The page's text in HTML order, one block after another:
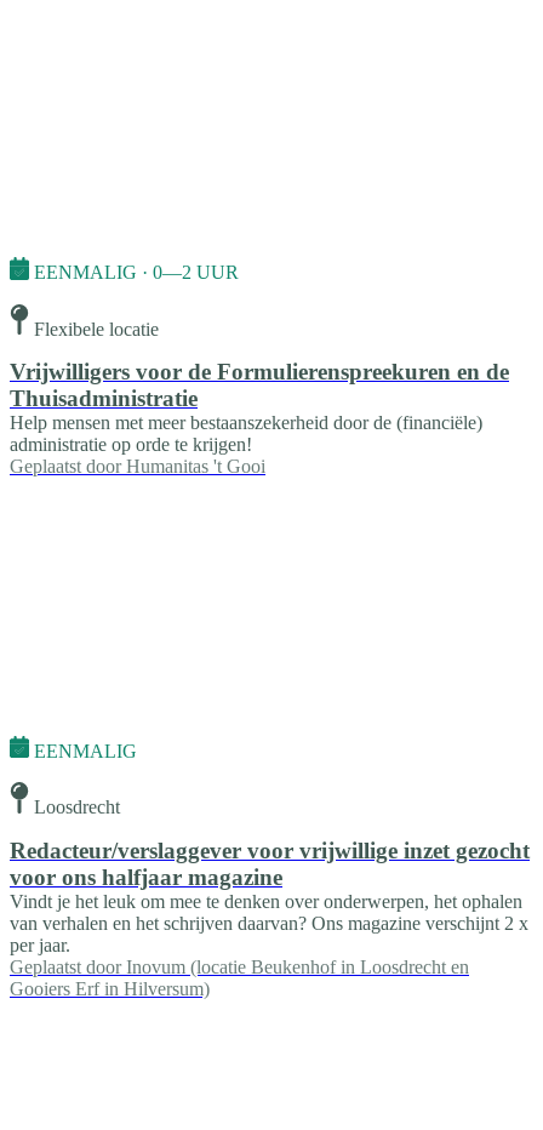
EENMALIG · 0—2 UUR
Flexibele locatie
Vrijwilligers voor de Formulierenspreekuren en de
Thuisadministratie
Help mensen met meer bestaanszekerheid door de (financiële)
administratie op orde te krijgen!
Geplaatst door Humanitas 't Gooi
EENMALIG
Loosdrecht
Redacteur/verslaggever voor vrijwillige inzet gezocht
voor ons halfjaar magazine
Vindt je het leuk om mee te denken over onderwerpen, het ophalen
van verhalen en het schrijven daarvan? Ons magazine verschijnt 2 x
per jaar.
Geplaatst door Inovum (locatie Beukenhof in Loosdrecht en
Gooiers Erf in Hilversum)